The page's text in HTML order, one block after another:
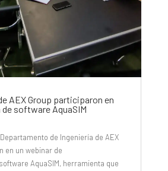
AEX Group participaron en
software AquaSIM
de Ingeniería de AEX
en un webinar de
AquaSIM, herramienta que